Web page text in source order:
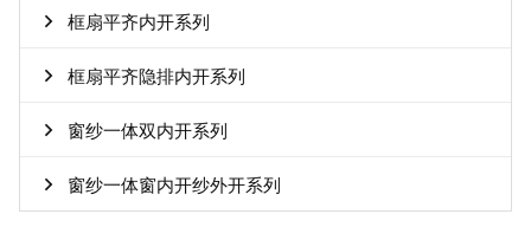
框扇平齐内开系列
框扇平齐隐排内开系列
窗纱一体双内开系列
窗纱一体窗内开纱外开系列